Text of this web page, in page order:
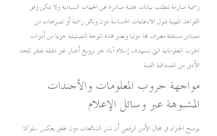
رسمية صارمة تتطلب بيانات علنية صادرة عن الجهات السيادية ولا يمكن وفق
القواعد المهنية قبول الادعاءات الحساسة دون وثائق رسمية أو تصريحات من
مصادر مستقلة معترف بها دوليا وتعتبر هذه الموجة التضليلية جزءا من أدوات
الحرب المعلوماتية التي تستهدف إسلام آباد عبر ترويج أخبار غير دقيقة تفتقر للحد
الأدنى من المصداقية الفنية
مواجهة حروب المعلومات والأجندات
المشبوهة عبر وسائل الإعلام
يوضح الخبراء في مجال الأمن الرقمي أن نشر الشائعات دون تحقق يعكس سلوكا